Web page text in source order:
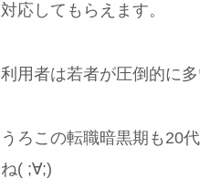
対応してもらえます。
利用者は若者が圧倒的に
うろこの転職暗黒期も20
ね( ;∀;)